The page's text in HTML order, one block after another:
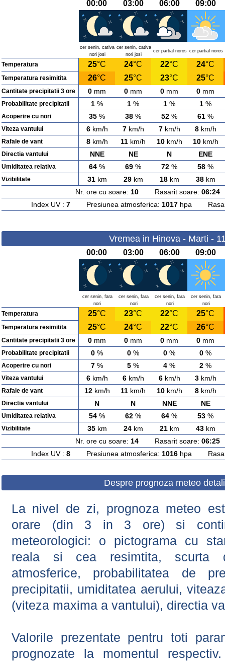
00:00 03:00 06:00 09:00
cer senin, cativa
nori josi
cer senin, cativa
nori josi
cer partial noros cer partial noros
Temperatura 25°C 24°C 22°C 24°C
Temperatura resimitita 26°C 25°C 23°C 25°C
Cantitate precipitatii 3 ore 0 mm 0 mm 0 mm 0 mm
Probabilitate precipitatii 1 % 1 % 1 % 1 %
Acoperire cu nori 35 % 38 % 52 % 61 %
Viteza vantului 6km/h 7km/h 7km/h 8km/h
Rafale de vant 8km/h 11 km/h 10km/h 10km/h
Directia vantului NNE NE N ENE
Umiditatea relativa 64 % 69 % 72 % 58 %
Vizibilitate 31km 29km 18km 38km
Nr. ore cu soare: 10Rasarit soare: 06:24
Index UV : 7Presiunea atmosferica: 1017hpa
Vremea in Hinova - Marti -
00:00 03:00 06:00 09:00
cer senin, fara
nori
cer senin, fara
nori
cer senin, fara
nori
cer senin, fara
nori
Temperatura 25°C 23°C 22°C 25°C
Temperatura resimitita 25°C 24°C 22°C 26°C
Cantitate precipitatii 3 ore 0 mm 0 mm 0 mm 0 mm
Probabilitate precipitatii 0 % 0 % 0 % 0 %
Acoperire cu nori 7 % 5 % 4 % 2 %
Viteza vantului 6km/h 6km/h 6km/h 3km/h
Rafale de vant 12km/h 11 km/h 10km/h 8km/h
Directia vantului N N NNE NE
Umiditatea relativa 54 % 62 % 64 % 53 %
Vizibilitate 35km 24km 21km 43km
Nr. ore cu soare: 14Rasarit soare: 06:25
Index UV : 8Presiunea atmosferica: 1016hpa
Despre prognoza meteo
La nivel de zi, prognoza meteo
orare (din 3 in 3 ore) si
meteorologici: o pictograma cu
reala si cea resimtita, scurta
atmosferice, probabilitatea de
precipitatii, umiditatea aerului,
(viteza maxima a vantului), directia
Valorile prezentate pentru toti
prognozate la momentul